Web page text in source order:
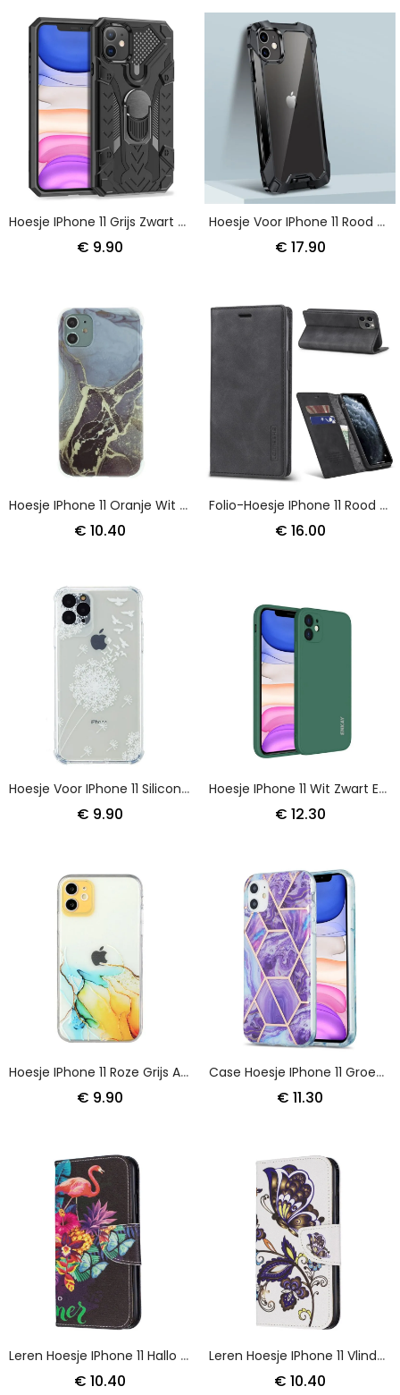
Hoesje IPhone 11 Grijs Zwart Pantser Met Steunring
€ 9.90
Hoesje Voor IPhone 11 Rood Zwart Supersterk Flexibel
€ 17.90
Hoesje IPhone 11 Oranje Wit Flexibel Siliconenmarmer
€ 10.40
Folio-Hoesje IPhone 11 Rood Zwart Telefoonhoesje Lc.Imeeke Leereffect
€ 16.00
Hoesje Voor IPhone 11 Siliconen Paardenbloemen
€ 9.90
Hoesje IPhone 11 Wit Zwart Enkay Vloeibare Siliconen
€ 12.30
Hoesje IPhone 11 Roze Grijs Artistiek Flexibel
€ 9.90
Case Hoesje IPhone 11 Groen Roze Telefoonhoesje Flitsend Geometrisch Marmer
€ 11.30
Leren Hoesje IPhone 11 Hallo Zomer
€ 10.40
Leren Hoesje IPhone 11 Vlindertattoo
€ 10.40